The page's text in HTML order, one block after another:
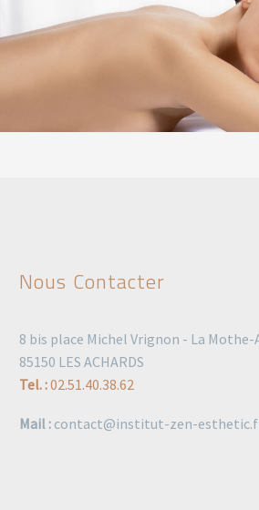
Nous Contacter
8 bis place Michel Vrignon - La Mothe-
85150 LES ACHARDS
Tel. :02.51.40.38.62
Mail : contact@institut-zen-